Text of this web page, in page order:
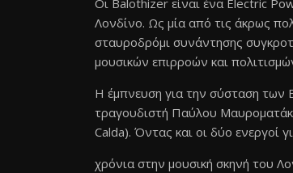
Οι Balothizer είναι ένα Electric
Λονδίνο. Ως μία από τις άκρως
σταυροδρόμι συνάντησης
μουσικών επιρροών και
Η έμπνευση για την σύσταση των
τραγουδιστή Παύλου
Calda). Όντας και οι δύο ενεργοί
χρόνια στην μουσική σκηνή του